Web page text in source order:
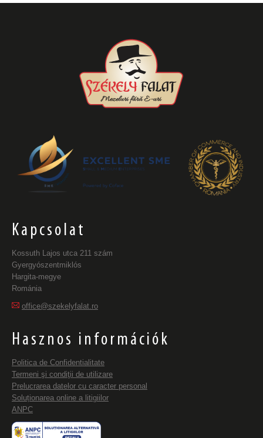
Kapcsolat
Kossuth Lajos utca 211 szám
Gyergyószentmiklós
Hargita-megye
Románia
office@szekelyfalat.ro
Hasznos információk
Politica de Confidentialitate
Termeni şi condiţii de utilizare
Prelucrarea datelor cu caracter personal
Soluționarea online a litigiilor
ANPC